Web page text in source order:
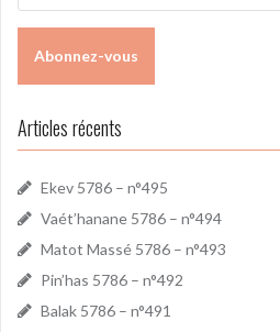
Articles récents
Ekev 5786 – n°495
Vaét’hanane 5786 – n°494
Matot Massé 5786 – n°493
Pin’has 5786 – n°492
Balak 5786 – n°491